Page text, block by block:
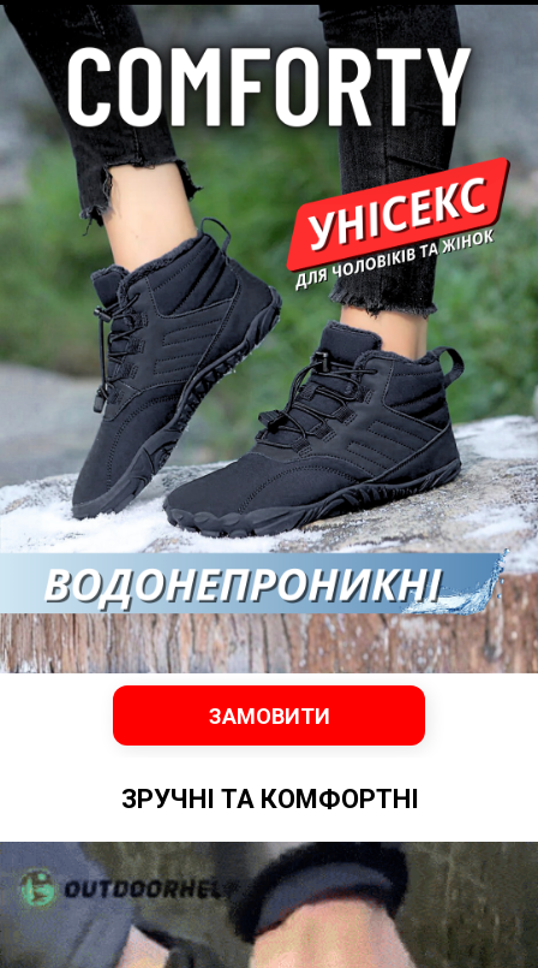
ЗАМОВИТИ
ЗРУЧНІ ТА КОМФОРТНІ